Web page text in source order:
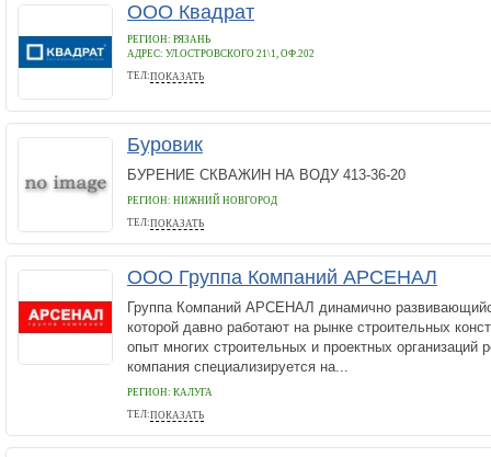
ООО Квадрат
РЕГИОН: РЯЗАНЬ
АДРЕС: УЛ.ОСТРОВСКОГО 21\1, ОФ.202
ТЕЛ:ПОКАЗАТЬ
8 (4912) 460 060
Буровик
БУРЕНИЕ СКВАЖИН НА ВОДУ 413-36-20
РЕГИОН: НИЖНИЙ НОВГОРОД
ТЕЛ:ПОКАЗАТЬ
413-36-20
ООО Группа Компаний АРСЕНАЛ
Группа Компаний АРСЕНАЛ динамично
которой давно работают на рынке строительных
опыт многих строительных и проектных организаций
компания специализируется на...
РЕГИОН: КАЛУГА
ТЕЛ:ПОКАЗАТЬ
8-48439-90-452